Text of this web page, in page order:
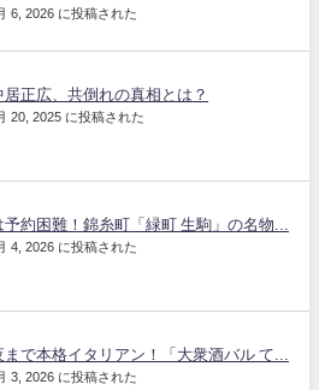
6, 2026 に投稿された
正広、共倒れの真相とは？
20, 2025 に投稿された
約困難！錦糸町「緑町 生駒」の名物...
4, 2026 に投稿された
まで本格イタリアン！「大衆酒バル て...
3, 2026 に投稿された